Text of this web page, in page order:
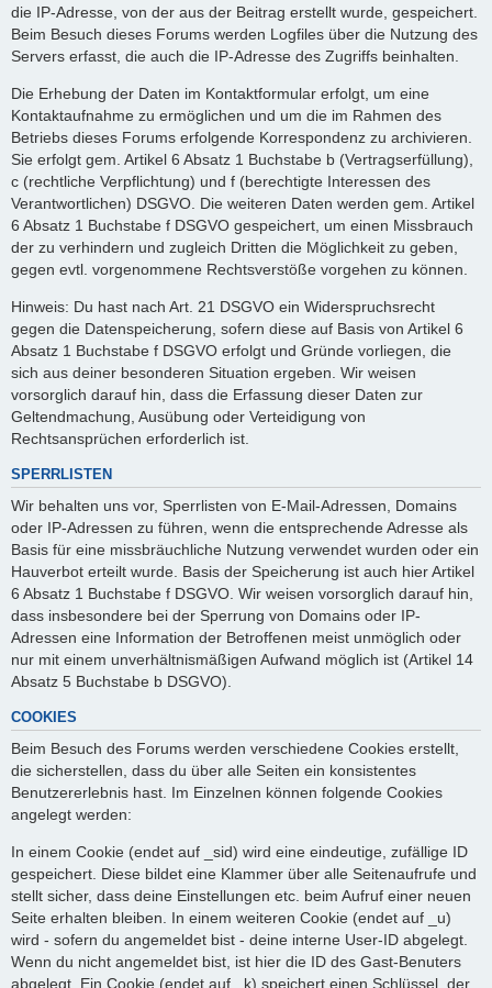
die IP-Adresse, von der aus der Beitrag erstellt wurde, gespeichert.
Beim Besuch dieses Forums werden Logfiles über die Nutzung des
Servers erfasst, die auch die IP-Adresse des Zugriffs beinhalten.
Die Erhebung der Daten im Kontaktformular erfolgt, um eine
Kontaktaufnahme zu ermöglichen und um die im Rahmen des
Betriebs dieses Forums erfolgende Korrespondenz zu archivieren.
Sie erfolgt gem. Artikel 6 Absatz 1 Buchstabe b (Vertragserfüllung),
c (rechtliche Verpflichtung) und f (berechtigte Interessen des
Verantwortlichen) DSGVO. Die weiteren Daten werden gem. Artikel
6 Absatz 1 Buchstabe f DSGVO gespeichert, um einen Missbrauch
der zu verhindern und zugleich Dritten die Möglichkeit zu geben,
gegen evtl. vorgenommene Rechtsverstöße vorgehen zu können.
Hinweis: Du hast nach Art. 21 DSGVO ein Widerspruchsrecht
gegen die Datenspeicherung, sofern diese auf Basis von Artikel 6
Absatz 1 Buchstabe f DSGVO erfolgt und Gründe vorliegen, die
sich aus deiner besonderen Situation ergeben. Wir weisen
vorsorglich darauf hin, dass die Erfassung dieser Daten zur
Geltendmachung, Ausübung oder Verteidigung von
Rechtsansprüchen erforderlich ist.
SPERRLISTEN
Wir behalten uns vor, Sperrlisten von E-Mail-Adressen, Domains
oder IP-Adressen zu führen, wenn die entsprechende Adresse als
Basis für eine missbräuchliche Nutzung verwendet wurden oder ein
Hauverbot erteilt wurde. Basis der Speicherung ist auch hier Artikel
6 Absatz 1 Buchstabe f DSGVO. Wir weisen vorsorglich darauf hin,
dass insbesondere bei der Sperrung von Domains oder IP-
Adressen eine Information der Betroffenen meist unmöglich oder
nur mit einem unverhältnismäßigen Aufwand möglich ist (Artikel 14
Absatz 5 Buchstabe b DSGVO).
COOKIES
Beim Besuch des Forums werden verschiedene Cookies erstellt,
die sicherstellen, dass du über alle Seiten ein konsistentes
Benutzererlebnis hast. Im Einzelnen können folgende Cookies
angelegt werden:
In einem Cookie (endet auf _sid) wird eine eindeutige, zufällige ID
gespeichert. Diese bildet eine Klammer über alle Seitenaufrufe und
stellt sicher, dass deine Einstellungen etc. beim Aufruf einer neuen
Seite erhalten bleiben. In einem weiteren Cookie (endet auf _u)
wird - sofern du angemeldet bist - deine interne User-ID abgelegt.
Wenn du nicht angemeldet bist, ist hier die ID des Gast-Benuters
abgelegt. Ein Cookie (endet auf _k) speichert einen Schlüssel, der